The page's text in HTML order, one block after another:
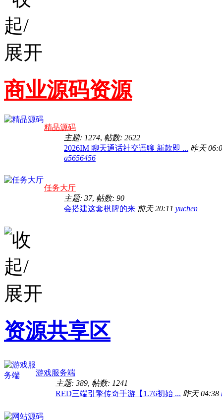
商业源码资源
精品源码
主题: 1274, 帖数: 2622
2026IM 聊天通话社交语聊 新款即 ... 昨天
a5656456
任务大厅
主题: 37, 帖数: 90
会搭建这套棋牌的来 前天 20:11 yuchen
资源共享区
游戏服务端
主题: 389, 帖数: 1241
RED三端引擎传奇手游【1.76初始 ... 昨天 04:38